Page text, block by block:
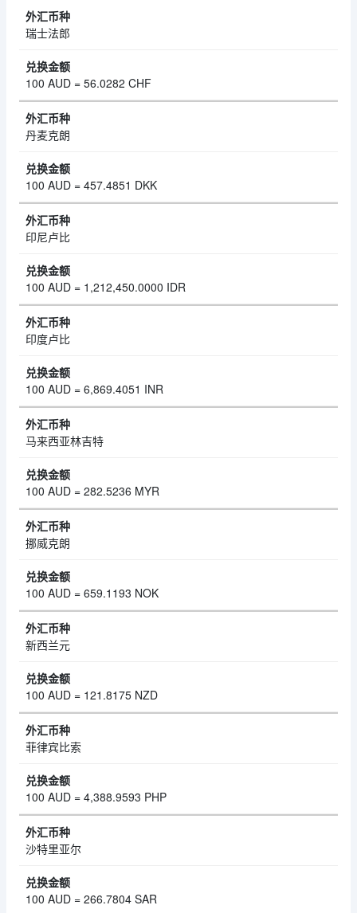
瑞士法郎
100 AUD = 56.0282 CHF
丹麦克朗
100 AUD = 457.4851 DKK
印尼卢比
100 AUD = 1,212,450.0000 IDR
印度卢比
100 AUD = 6,869.4051 INR
马来西亚林吉特
100 AUD = 282.5236 MYR
挪威克朗
100 AUD = 659.1193 NOK
新西兰元
100 AUD = 121.8175 NZD
菲律宾比索
100 AUD = 4,388.9593 PHP
沙特里亚尔
100 AUD = 266.7804 SAR